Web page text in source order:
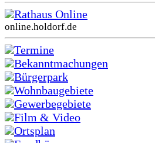
Rathaus Online
online.holdorf.de
Termine
Bekanntmachungen
Bürgerpark
Wohnbaugebiete
Gewerbegebiete
Film & Video
Ortsplan